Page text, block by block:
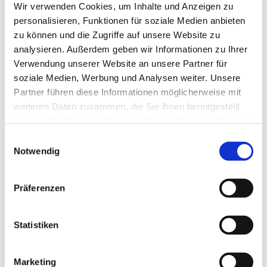
Wir verwenden Cookies, um Inhalte und Anzeigen zu
personalisieren, Funktionen für soziale Medien anbieten
zu können und die Zugriffe auf unsere Website zu
analysieren. Außerdem geben wir Informationen zu Ihrer
Verwendung unserer Website an unsere Partner für
soziale Medien, Werbung und Analysen weiter. Unsere
Partner führen diese Informationen möglicherweise mit
weiteren Daten zusammen, die Sie ihnen bereitgestellt
Notwendig
Präferenzen
Statistiken
Marketing